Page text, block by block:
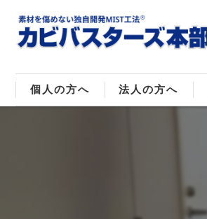
個人の方へ 法人の方へ